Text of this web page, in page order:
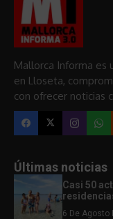
Mallorca Informa es
en Lloseta,
con ofrecer noticias
Últimas noticias
Casi 50
6 De Agosto